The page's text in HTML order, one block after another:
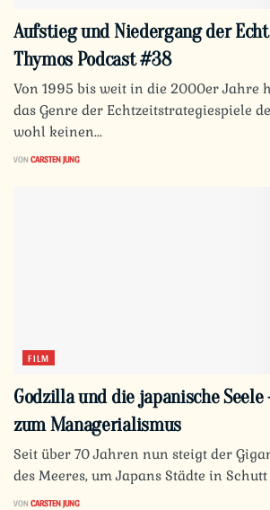
Aufstieg und Niedergang der
Thymos Podcast #38
Von 1995 bis weit in die 2000er Jahre
das Genre der Echtzeitstrategiespiele
wohl keinen...
VON CARSTEN JUNG
FILM
Godzilla und die japanische Seele
zum Managerialismus
Seit über 70 Jahren nun steigt der
des Meeres, um Japans Städte in
VON CARSTEN JUNG